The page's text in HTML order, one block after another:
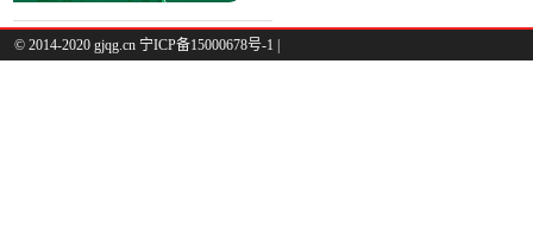
© 2014-2020 gjqg.cn 宁ICP备15000678号-1 |